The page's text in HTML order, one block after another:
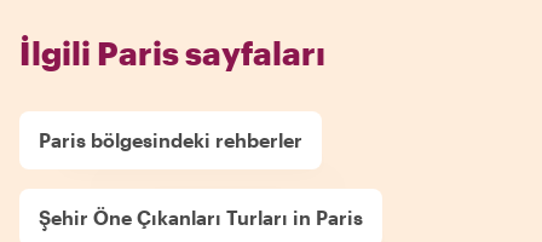
İlgili Paris sayfaları
Paris bölgesindeki rehberler
Şehir Öne Çıkanları Turları in Paris